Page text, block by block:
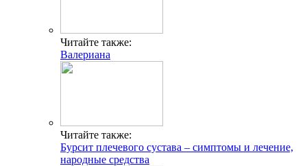
Читайте также:
Валериана
Читайте также:
Бурсит плечевого сустава – симптомы и лечение,
народные средства